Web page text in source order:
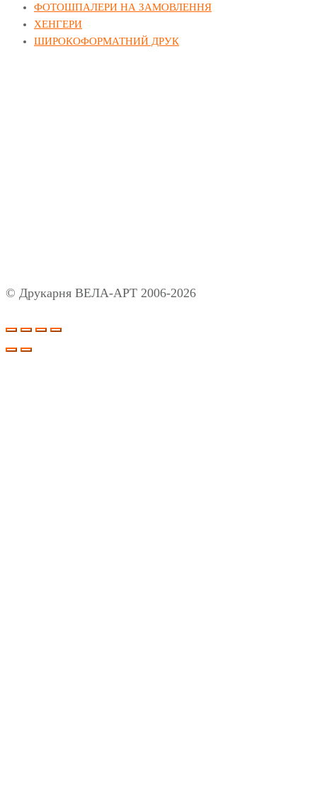
ФОТОШПАЛЕРИ НА ЗАМОВЛЕННЯ
ХЕНГЕРИ
ШИРОКОФОРМАТНИЙ ДРУК
© Друкарня ВЕЛА-АРТ 2006-2026